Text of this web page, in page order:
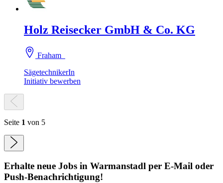
Holz Reisecker GmbH & Co. KG
Fraham
SägetechnikerIn
Initiativ bewerben
Seite 1 von 5
Erhalte neue Jobs in Warmanstadl per E-Mail oder
Push-Benachrichtigung!